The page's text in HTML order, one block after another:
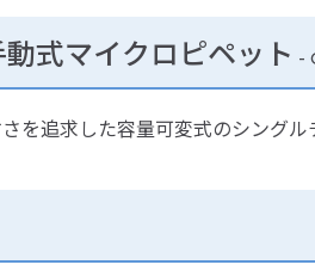
式マイクロピペット -
追求した容量可変式のシングル